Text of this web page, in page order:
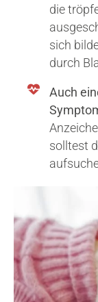
die
sich
durch
Auch
solltest